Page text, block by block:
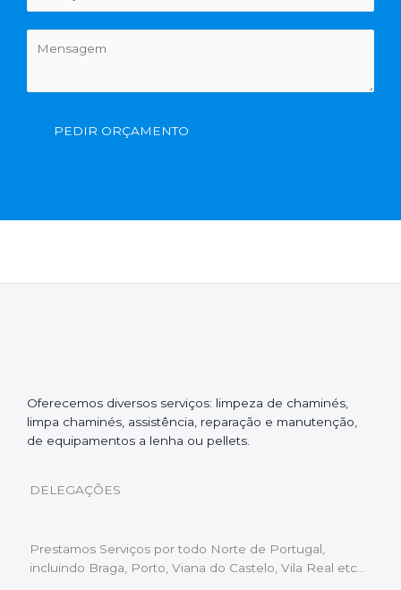
PEDIR ORÇAMENTO
Oferecemos diversos serviços: limpeza de chaminés,
limpa chaminés, assistência, reparação e manutenção,
de equipamentos a lenha ou pellets.
DELEGAÇÕES
Prestamos Serviços por todo Norte de Portugal,
incluindo Braga, Porto, Viana do Castelo, Vila Real etc…